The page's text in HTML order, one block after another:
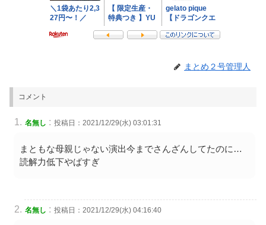
まとめ２号管理人
コメント
名無し : 投稿日：2021/12/29(水) 03:01:31
まともな母親じゃない演出今までさんざんしてたのに…
読解力低下やばすぎ
名無し : 投稿日：2021/12/29(水) 04:16:40